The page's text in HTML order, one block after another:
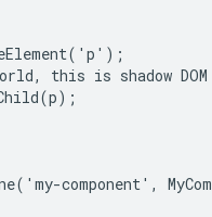
this is shadow
component',